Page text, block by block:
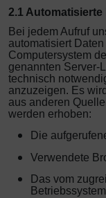
2.1
Bei jedem Aufruf
automatisiert
Computersystem
genannten Server-
technisch
anzuzeigen. Es
aus anderen
werden erhoben:
Die
Verwendete
Das vom
Betriebssystem